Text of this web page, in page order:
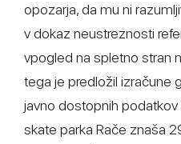
opozarja, da mu ni
v dokaz neustreznosti
vpogled na spletno stran
tega je predložil izračune
javno dostopnih podatkov
skate parka Rače znaša